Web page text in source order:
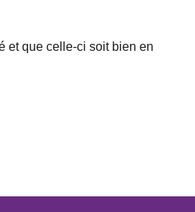
et que celle-ci soit bien en